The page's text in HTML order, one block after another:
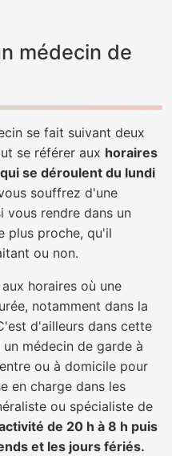
médecin de
se fait suivant deux
se référer aux horaires
se déroulent du lundi
souffrez d'une
vous rendre dans un
plus proche, qu'il
ou non.
horaires où une
notamment dans la
d'ailleurs dans cette
médecin de garde à
ou à domicile pour
en charge dans les
ou spécialiste de
de 20 h à 8 h puis
et les jours fériés.